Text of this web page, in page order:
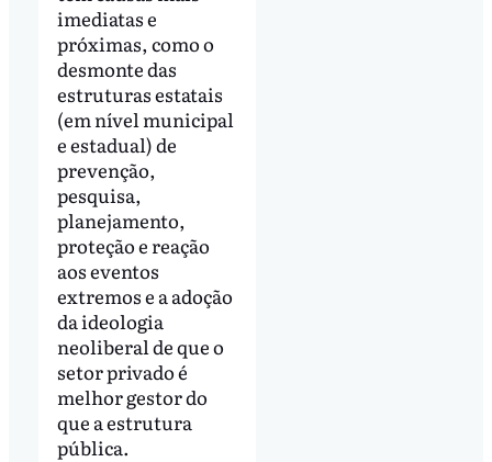
imediatas e
próximas, como o
desmonte das
estruturas estatais
(em nível municipal
e estadual) de
prevenção,
pesquisa,
planejamento,
proteção e reação
aos eventos
extremos e a adoção
da ideologia
neoliberal de que o
setor privado é
melhor gestor do
que a estrutura
pública.